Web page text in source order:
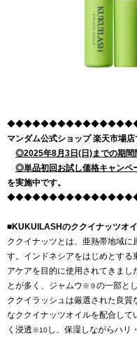
マンダム公式ショップ 楽天市場店
◎2025年8月3日(日)までの期間
◎単品初回お試し価格キャンペ
を実施中です。
■KUKUILASHのククイナッツオ
ククイナッツとは、亜熱帯地域
す。インドネシアをはじめとす
アケアを目的に使用されてきまし
とが多く、ジャムウ※９の一部と
ククイラッシュは厳選された良
なククイナッツオイルを配合し
く浸透※10し、保湿しながらハリ